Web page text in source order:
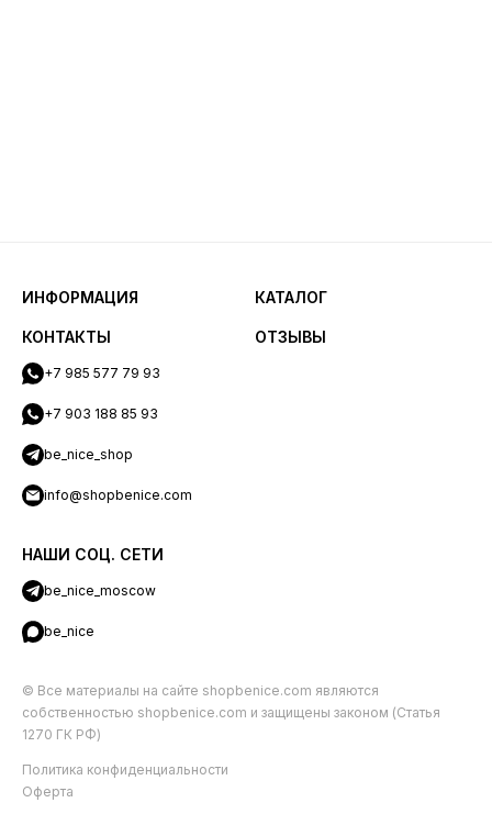
ИНФОРМАЦИЯ КАТАЛОГ
КОНТАКТЫ
+7 985 577 79 93
+7 903 188 85 93
be_nice_shop
info@shopbenice.com
НАШИ СОЦ. СЕТИ
be_nice_moscow
be_nice
ОТЗЫВЫ
© Все материалы на сайте shopbenice.com являются
собственностью shopbenice.com и защищены законом (Статья
1270 ГК РФ)
Политика конфиденциальности
Оферта